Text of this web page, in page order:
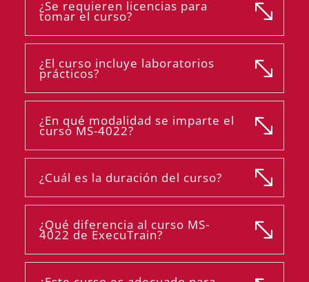
¿Se requieren licencias para
tomar el curso?
¿El curso incluye laboratorios
prácticos?
¿En qué modalidad se imparte el
curso MS-4022?
¿Cuál es la duración del curso?
¿Qué diferencia al curso MS-
4022 de ExecuTrain?